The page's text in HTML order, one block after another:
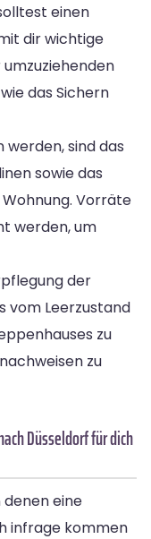
einen
dir wichtige
das Sichern
sind das
sowie das
Vorräte
werden, um
der
vom Leerzustand
zu
zu
Düsseldorf für dich
denen eine
infrage kommen